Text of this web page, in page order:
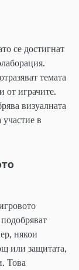
се достигнат
темата
от играчите.
визуалната
в
някои
или защитата,
Това